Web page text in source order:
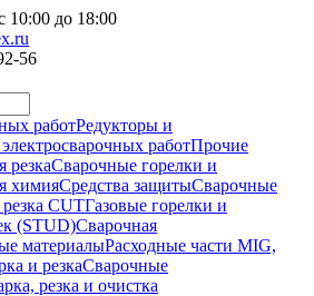
10:00 до 18:00
56
работРедукторы и
работПрочие
резкаСварочные горелки и
химияСредства защитыСварочные
CUTГазовые горелки и
(STUD)Сварочная
материалыРасходные части MIG,
и резкаСварочные
резка и очистка